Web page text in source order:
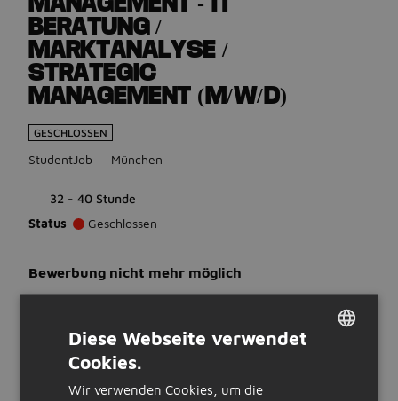
BERATUNG /
MARKTANALYSE /
STRATEGIC
MANAGEMENT (M/W/D)
GESCHLOSSEN
StudentJob München
32 - 40 Stunde
Status
Geschlossen
Bewerbung nicht mehr möglich
WAS WIR ERWARTEN
Ausbildung
Keine Vorerfahrung erforderlich
Diese Webseite verwendet
Cookies.
Wir verwenden Cookies, um die